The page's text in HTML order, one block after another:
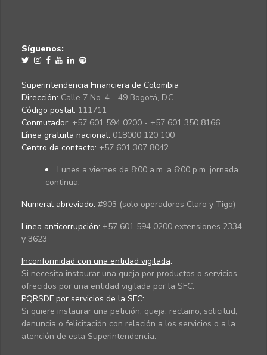
Síguenos:
Superintendencia Financiera de Colombia
Dirección: Calle 7 No. 4 - 49 Bogotá, D.C.
Código postal: 111711
Conmutador: +57 601 594 0200 - +57 601 350 8166
Línea gratuita nacional: 018000 120 100
Centro de contacto: +57 601 307 8042
Lunes a viernes de 8:00 a.m. a 6:00 p.m. jornada
continua.
Numeral abreviado: #903 (solo operadores Claro y Tigo)
Línea anticorrupción: +57 601 594 0200 extensiones 2334
y 3623
Inconformidad con una entidad vigilada:
Si necesita instaurar una queja por productos o servicios
ofrecidos por una entidad vigilada por la SFC.
PQRSDF por servicios de la SFC:
Si quiere instaurar una petición, queja, reclamo, solicitud,
denuncia o felicitación con relación a los servicios o a la
atención de esta Superintendencia.